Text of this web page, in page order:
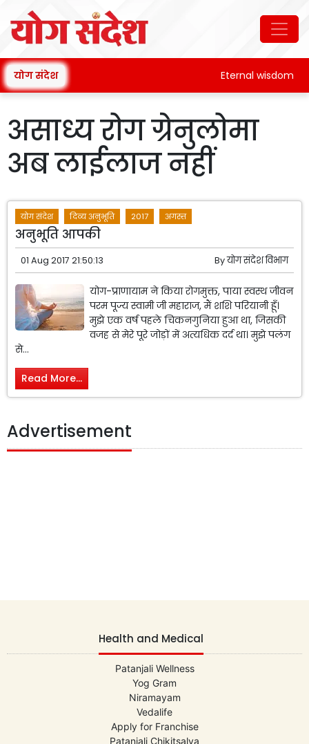
योग संदेश Eternal wisdom
असाध्य रोग ग्रेनुलोमा
अब लाईलाज नहीं
योग संदेश दिव्य अनुभूति 2017 अगस्त
अनुभूति आपकी
01 Aug 2017 21:50:13 Byयोग संदेश विभाग
योग-प्राणायाम ने किया रोगमुक्त, पाया स्वस्थ जीवन
परम पूज्य स्वामी जी महाराज, मैं शशि परियानी हूँ।
मुझे एक वर्ष पहले चिकनगुनिया हुआ था, जिसकी
वजह से मेरे पूरे जोड़ों में अत्यधिक दर्द था। मुझे पलंग
से...
Read More...
Advertisement
Health and Medical
Patanjali Wellness
Yog Gram
Niramayam
Vedalife
Apply for Franchise
Patanjali Chikitsalya